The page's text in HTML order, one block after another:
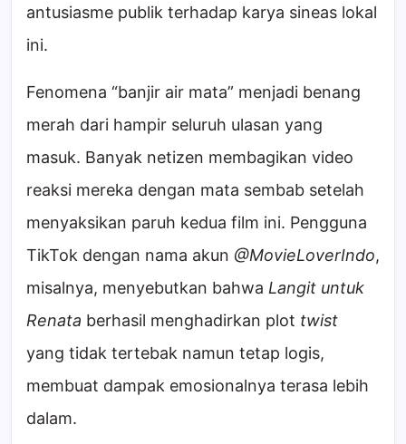
antusiasme publik terhadap karya sineas lokal
ini.
Fenomena “banjir air mata” menjadi benang
merah dari hampir seluruh ulasan yang
masuk. Banyak netizen membagikan video
reaksi mereka dengan mata sembab setelah
menyaksikan paruh kedua film ini. Pengguna
TikTok dengan nama akun @MovieLoverIndo,
misalnya, menyebutkan bahwa Langit untuk
Renata berhasil menghadirkan plot twist
yang tidak tertebak namun tetap logis,
membuat dampak emosionalnya terasa lebih
dalam.